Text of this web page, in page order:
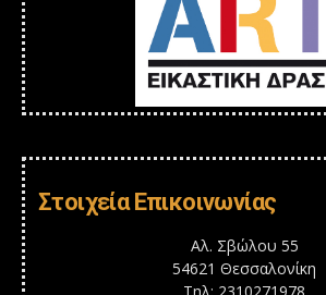
Στοιχεία Επικοινωνίας
Αλ. Σβώλου 55
54621 Θεσσαλονίκη